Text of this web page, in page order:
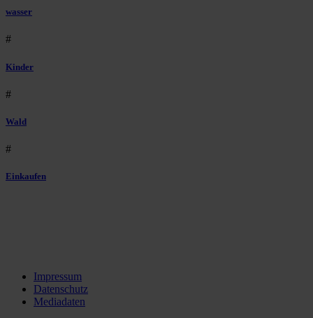
wasser
#
Kinder
#
Wald
#
Einkaufen
Impressum
Datenschutz
Mediadaten